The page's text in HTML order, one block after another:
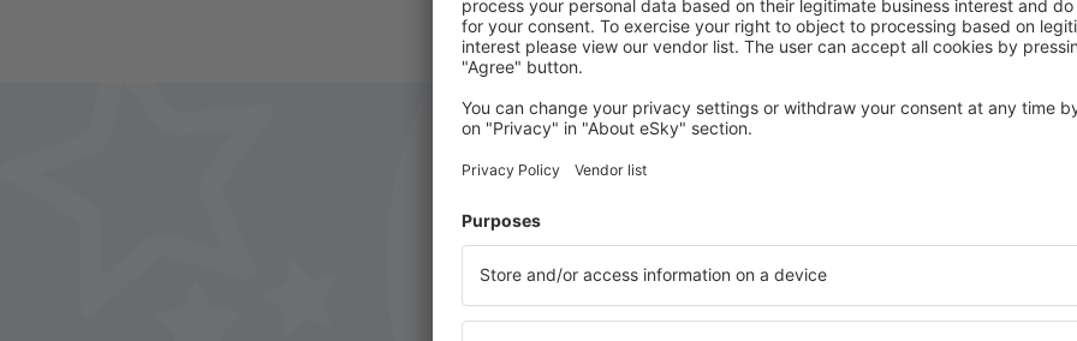
Economiseşte timp și
pe eSky.ro!
Explorează